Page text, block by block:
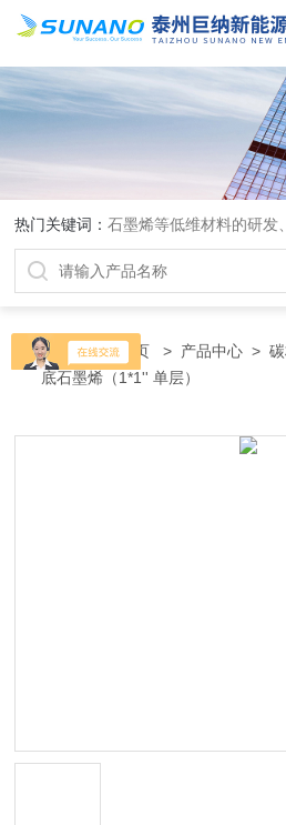
热门关键词：石墨烯等低维材料的研发
当前位置：首页 > 产品中心 >
底石墨烯（1*1'' 单层）